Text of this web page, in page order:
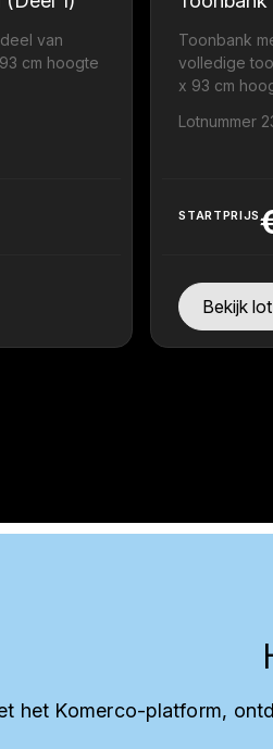
van
cm hoogte
Toonbank
volledige
x 93 cm
Lotnummer
STARTPRIJS
Bekijk lot
het Komerco-platform,